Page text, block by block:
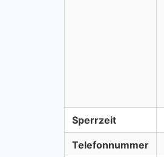
Sperrzeit
Telefonnummer